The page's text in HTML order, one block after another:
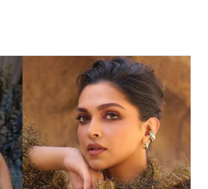
Next Article